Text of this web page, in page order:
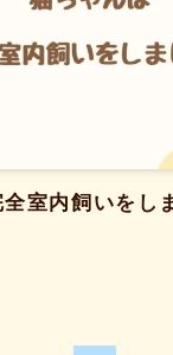
室内飼いをし